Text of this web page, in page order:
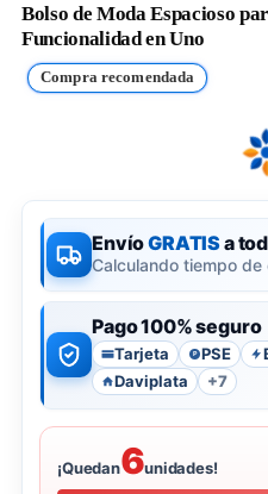
Bolso de Moda Espacioso
Funcionalidad en Uno
Compra recomendada
EnvíoGRATISa
Calculando tiempo
Pago 100% seguro
Tarjeta P PSE
Daviplata
+7
¡Quedan6unidades!